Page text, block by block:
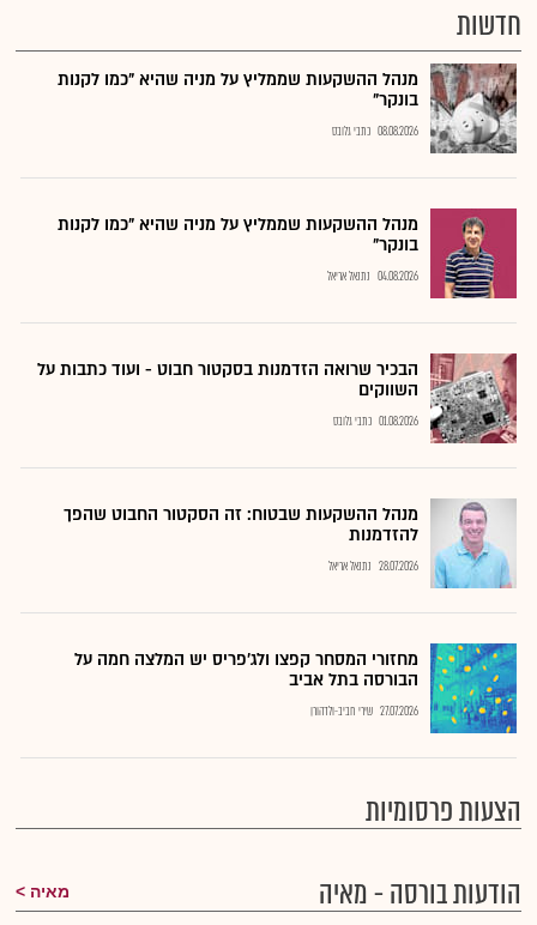
חדשות
מנהל ההשקעות שממליץ על מניה שהיא "כמו לקנות
בונקר"
08.08.2026 כתבי גלובס
מנהל ההשקעות שממליץ על מניה שהיא "כמו לקנות
בונקר"
04.08.2026 נתנאל אריאל
הבכיר שרואה הזדמנות בסקטור חבוט - ועוד כתבות על
השווקים
01.08.2026 כתבי גלובס
מנהל ההשקעות שבטוח: זה הסקטור החבוט שהפך
להזדמנות
28.07.2026 נתנאל אריאל
מחזורי המסחר קפצו ולג'פריס יש המלצה חמה על
הבורסה בתל אביב
27.07.2026 שירי חביב-ולדהורן
הצעות פרסומיות
הודעות בורסה - מאיה
מאיה